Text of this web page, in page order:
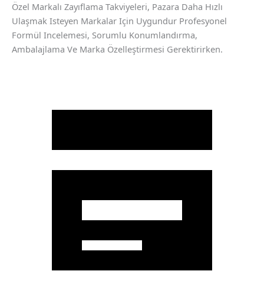
Özel Markalı Zayıflama Takviyeleri, Pazara Daha Hızlı
Ulaşmak Isteyen Markalar Için Uygundur Profesyonel
Formül Incelemesi, Sorumlu Konumlandırma,
Ambalajlama Ve Marka Özelleştirmesi Gerektirirken.